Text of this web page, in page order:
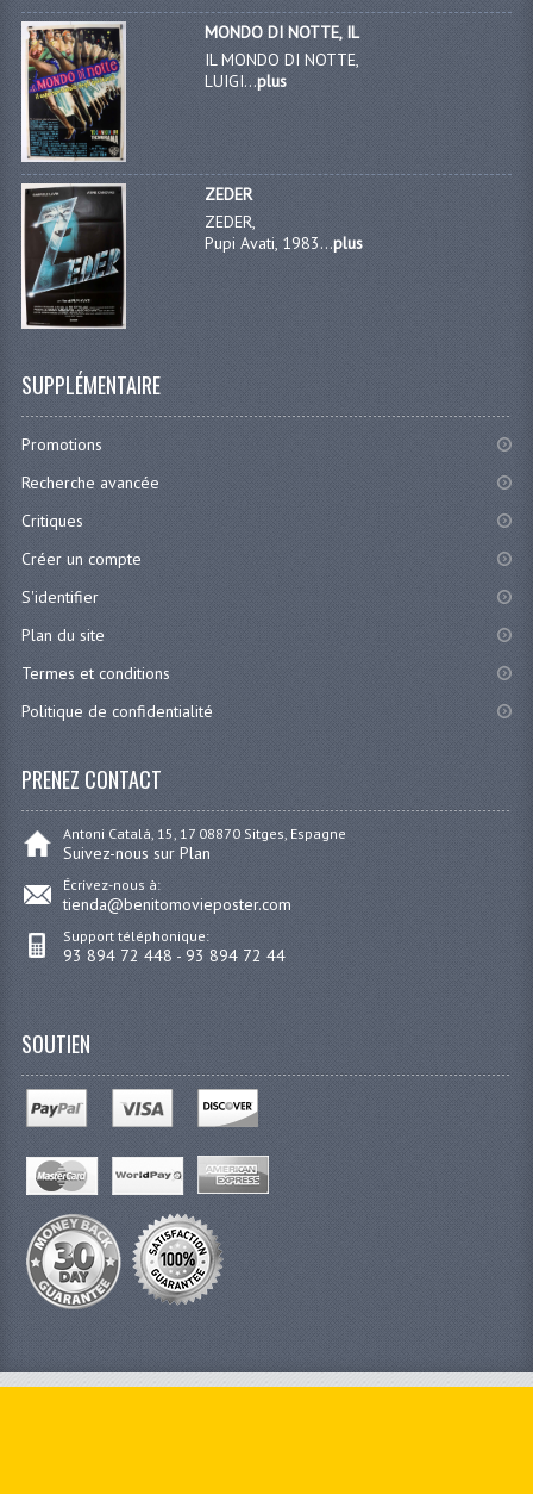
MONDO DI NOTTE, IL
IL MONDO DI NOTTE,
LUIGI...plus
ZEDER
ZEDER,
Pupi Avati, 1983...plus
SUPPLÉMENTAIRE
Promotions
Recherche avancée
Critiques
Créer un compte
S'identifier
Plan du site
Termes et conditions
Politique de confidentialité
PRENEZ CONTACT
Antoni Catalá, 15, 17 08870 Sitges, Espagne
Suivez-nous sur Plan
Écrivez-nous à:
tienda@benitomovieposter.com
Support téléphonique:
93 894 72 448 - 93 894 72 44
SOUTIEN